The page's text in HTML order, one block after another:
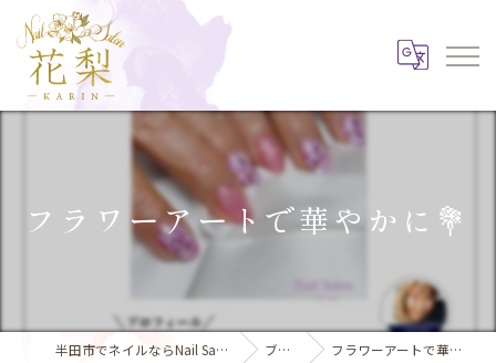
フラワーアートで華やかに💐
半田市でネイルならNail Salon 花梨 ブログ フラワーアートで華やかに💐